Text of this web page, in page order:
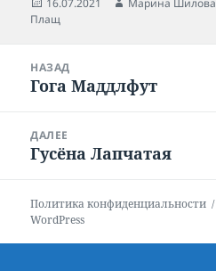
Опубликовано
16.07.2021 Автор
Марина Шилова
Плащ
записям
НАЗАД
Предыдущая
Гога Маддлфут
ДАЛЕЕ
Следующая
Гусёна Лапчатая
Политика конфиденциальности
WordPress